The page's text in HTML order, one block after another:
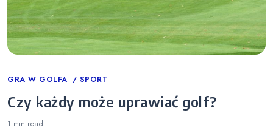
Categories
GRA W GOLFA SPORT
Czy każdy może uprawiać golf?
1 min read